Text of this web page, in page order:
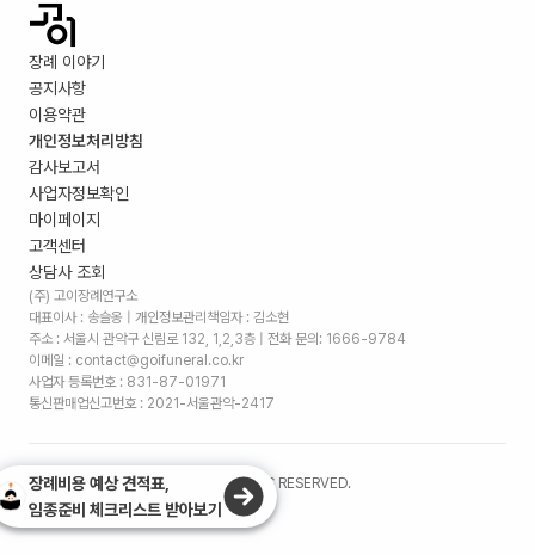
장례 이야기
공지사항
이용약관
개인정보처리방침
감사보고서
사업자정보확인
마이페이지
고객센터
상담사 조회
(주) 고이장례연구소
대표이사 : 송슬옹 | 개인정보관리책임자 : 김소현
주소 : 서울시 관악구 신림로 132, 1,2,3층 | 전화 문의: 1666-9784
이메일 : contact@goifuneral.co.kr
사업자 등록번호 : 831-87-01971
통신판매업신고번호 : 2021-서울관악-2417
©2026. (주)고이장례연구소 ALL RIGHTS RESERVED.
장례비용 예상 견적표,
임종준비 체크리스트 받아보기